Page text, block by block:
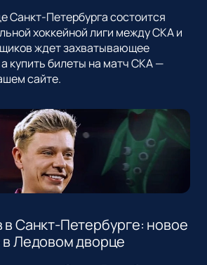
Санкт-Петербурга состоится
хоккейной лиги между СКА и
ждет захватывающее
купить билеты на матч СКА —
сайте.
Санкт-Петербурге: новое
Ледовом дворце